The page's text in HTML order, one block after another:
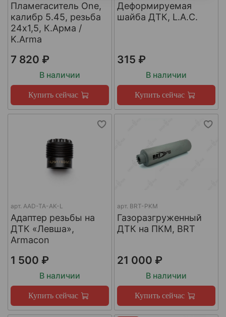
Пламегаситель One,
калибр 5.45, резьба
24х1,5, К.Арма /
K.Arma
7 820 ₽
В наличии
Купить сейчас
Деформируемая
шайба ДТК, L.A.C.
315 ₽
В наличии
Купить сейчас
арт. AAD-TA-AK-L
Адаптер резьбы на
ДТК «Левша»,
Armacon
1 500 ₽
В наличии
Купить сейчас
арт. BRT-PKM
Газоразгруженный
ДТК на ПКМ, BRT
21 000 ₽
В наличии
Купить сейчас